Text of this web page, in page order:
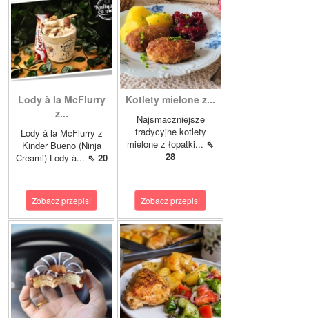
Lody à la McFlurry
z...
Lody à la McFlurry z
Kinder Bueno (Ninja
Creami) Lody à... ⇖ 20
Zobacz przepis!
Kotlety mielone z...
Najsmaczniejsze
tradycyjne kotlety
mielone z łopatki... ⇖
28
Zobacz przepis!